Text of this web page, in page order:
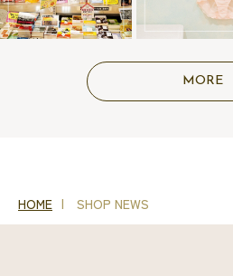
MORE
HOME SHOP NEWS